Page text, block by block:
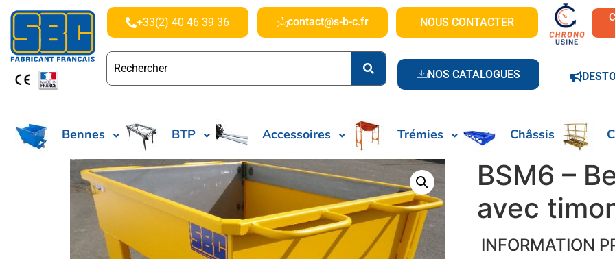
+33(2) 40 46 39 36 contact@s-b-c.fr NOUS CONTACTER
NOS CATALOGUES
Bennes BTP Accessoires Trémies Châssis
BSM6 –
avec
INFORMATION